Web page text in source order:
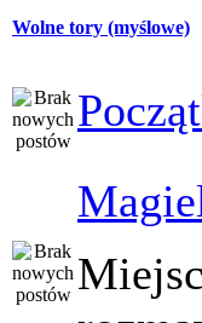
Wolne tory (myślowe)